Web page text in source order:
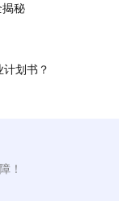
揭秘
划书？
！